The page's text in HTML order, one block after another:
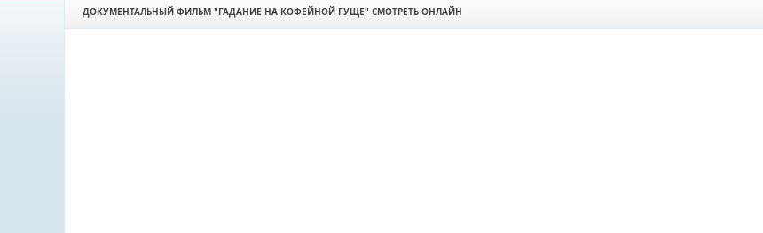
ДОКУМЕНТАЛЬНЫЙ ФИЛЬМ "ГАДАНИЕ НА КОФЕЙНОЙ ГУЩЕ" СМОТРЕТЬ ОНЛАЙН